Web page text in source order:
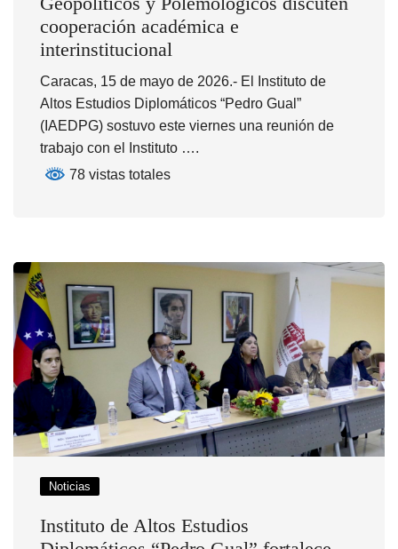
cooperación académica e
interinstitucional
Caracas, 15 de mayo de 2026.- El Instituto de
Altos Estudios Diplomáticos “Pedro Gual”
(IAEDPG) sostuvo este viernes una reunión de
trabajo con el Instituto ….
78 vistas totales
Noticias
Instituto de Altos Estudios